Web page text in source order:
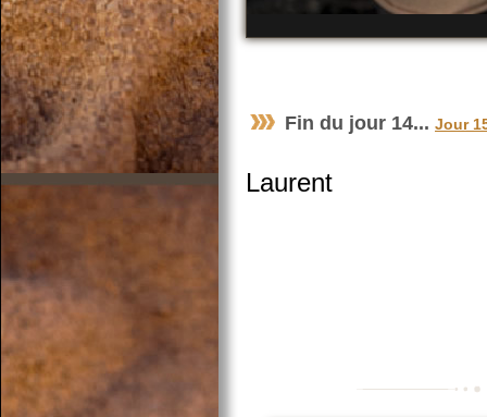
Fin du jour 14... Jour
Laurent